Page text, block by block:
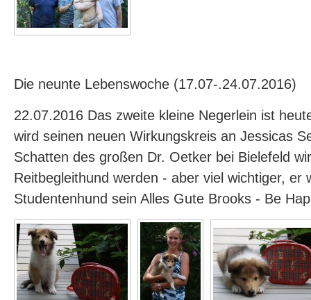
Die neunte Lebenswoche (17.07-.24.07.2016)
22.07.2016 Das zweite kleine Negerlein ist
wird seinen neuen Wirkungskreis an Jessicas
Schatten des großen Dr. Oetker bei Bielefeld
Reitbegleithund werden - aber viel wichtiger, er
Studentenhund sein Alles Gute Brooks - Be